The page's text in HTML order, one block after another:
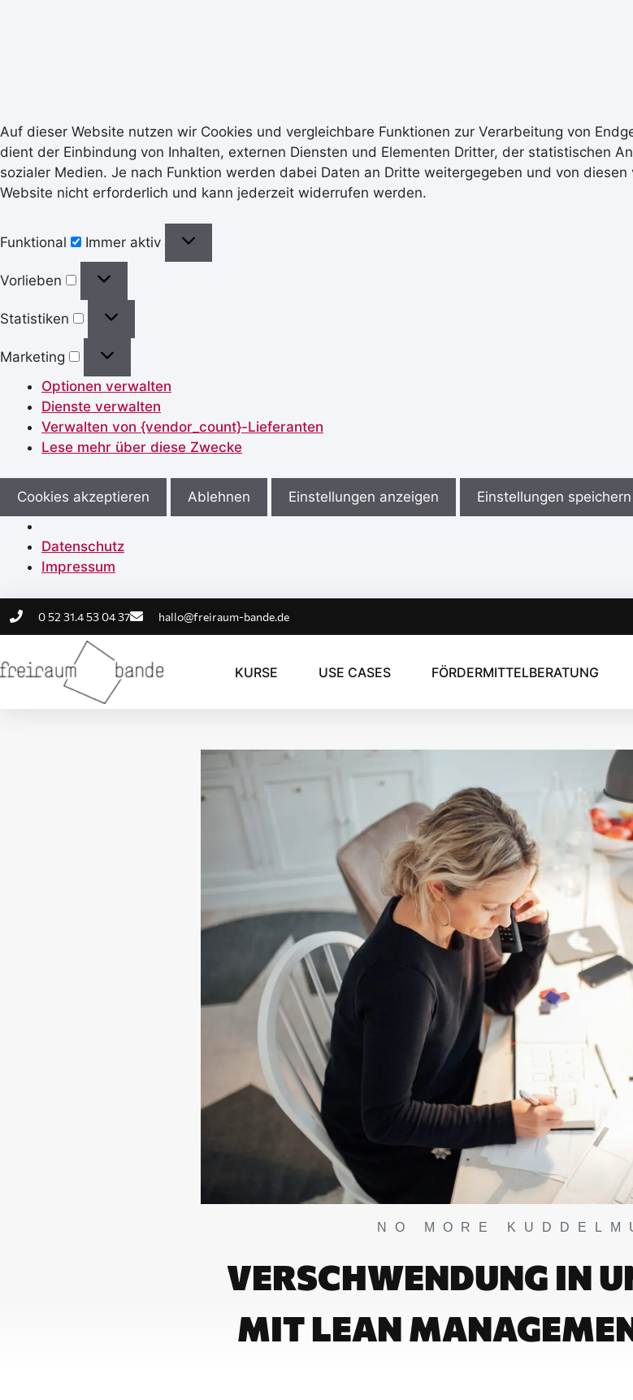
Auf dieser Website nutzen wir Cookies und vergleichbare Funktionen zur Verarbeitung von
dient der Einbindung von Inhalten, externen Diensten und Elementen Dritter, der statistischen
sozialer Medien. Je nach Funktion werden dabei Daten an Dritte weitergegeben und von
Website nicht erforderlich und kann jederzeit widerrufen werden.
Funktional Immer aktiv
Vorlieben
Statistiken
Marketing
Optionen verwalten
Dienste verwalten
Verwalten von {vendor_count}-Lieferanten
Lese mehr über diese Zwecke
Cookies akzeptieren Ablehnen Einstellungen anzeigen Einstellungen speichern
Datenschutz
Impressum
0 52 31.4 53 04 37 hallo@freiraum-bande.de
KURSE USE CASES FÖRDERMITTELBERATUNG
NO MORE
VERSCHWENDUNG IN
MIT LEAN